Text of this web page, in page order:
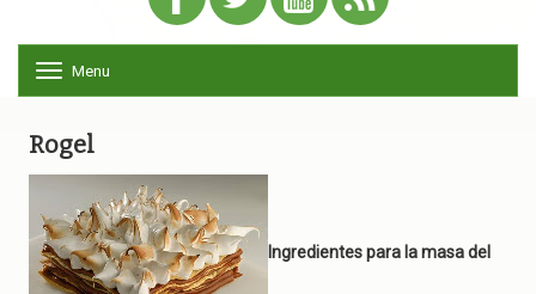
o
e
v
Menu
Rogel
Ingredientes para la masa del